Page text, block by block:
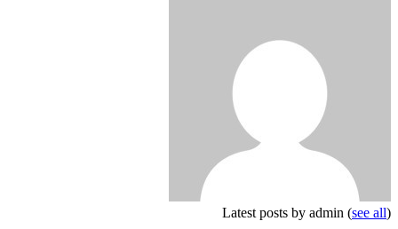
Latest posts by admin (see all)